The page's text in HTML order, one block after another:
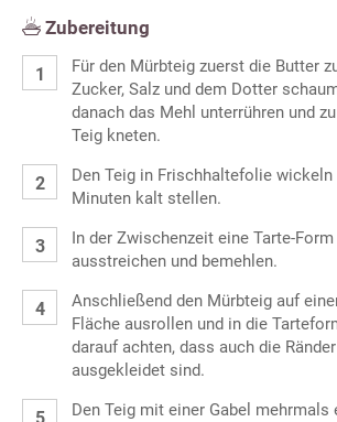
Zubereitung
Für den Mürbteig zuerst die Butter
Zucker, Salz und dem Dotter
danach das Mehl unterrühren und
Teig kneten.
Den Teig in Frischhaltefolie wickeln
Minuten kalt stellen.
In der Zwischenzeit eine Tarte-
ausstreichen und bemehlen.
Anschließend den Mürbteig auf
Fläche ausrollen und in die
darauf achten, dass auch die
ausgekleidet sind.
Den Teig mit einer Gabel mehrmals